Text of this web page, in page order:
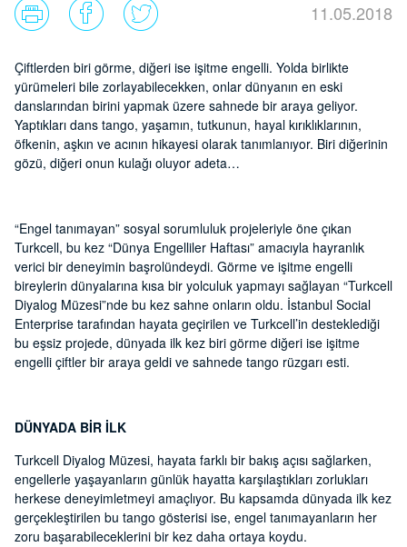
11.05.2018
Çiftlerden biri görme, diğeri ise işitme engelli. Yolda birlikte
yürümeleri bile zorlayabilecekken, onlar dünyanın en eski
danslarından birini yapmak üzere sahnede bir araya geliyor.
Yaptıkları dans tango, yaşamın, tutkunun, hayal kırıklıklarının,
öfkenin, aşkın ve acının hikayesi olarak tanımlanıyor. Biri diğerinin
gözü, diğeri onun kulağı oluyor adeta…
“Engel tanımayan” sosyal sorumluluk projeleriyle öne çıkan
Turkcell, bu kez “Dünya Engelliler Haftası” amacıyla hayranlık
verici bir deneyimin başrolündeydi. Görme ve işitme engelli
bireylerin dünyalarına kısa bir yolculuk yapmayı sağlayan “Turkcell
Diyalog Müzesi”nde bu kez sahne onların oldu. İstanbul Social
Enterprise tarafından hayata geçirilen ve Turkcell’in desteklediği
bu eşsiz projede, dünyada ilk kez biri görme diğeri ise işitme
engelli çiftler bir araya geldi ve sahnede tango rüzgarı esti.
DÜNYADA BİR İLK
Turkcell Diyalog Müzesi, hayata farklı bir bakış açısı sağlarken,
engellerle yaşayanların günlük hayatta karşılaştıkları zorlukları
herkese deneyimletmeyi amaçlıyor. Bu kapsamda dünyada ilk kez
gerçekleştirilen bu tango gösterisi ise, engel tanımayanların her
zoru başarabileceklerini bir kez daha ortaya koydu.